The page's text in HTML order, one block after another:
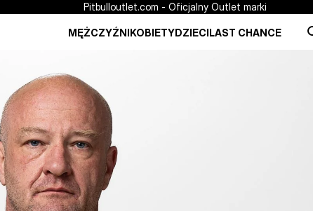
Pitbulloutlet.com - Oficjalny Outlet marki
MĘŻCZYŹNIKOBIETYDZIECILAST CHANCE